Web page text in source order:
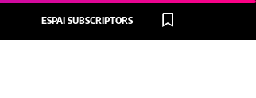
ESPAI SUBSCRIPTORS